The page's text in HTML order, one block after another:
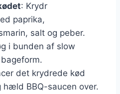
: Krydr
paprika,
salt og peber.
i bunden af slow
det krydrede kød
hæld BBQ-saucen over.